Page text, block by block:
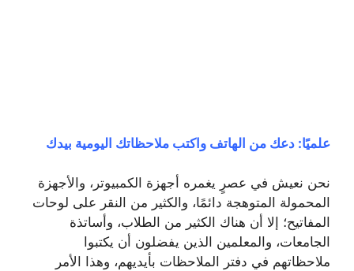
علميًا: دعك من الهاتف واكتب ملاحظاتك اليومية بيدك
نحن نعيش في عصرٍ يغمره أجهزة الكمبيوتر، والأجهزة
المحمولة المتوهجة دائمًا، والكثير من النقر على لوحات
المفاتيح؛ إلا أن هناك الكثير من الطلاب، وأساتذة
الجامعات، والمعلمين الذين يفضلون أن يكتبوا
ملاحظاتهم في دفتر الملاحظات بأيديهم، وهذا الأمر